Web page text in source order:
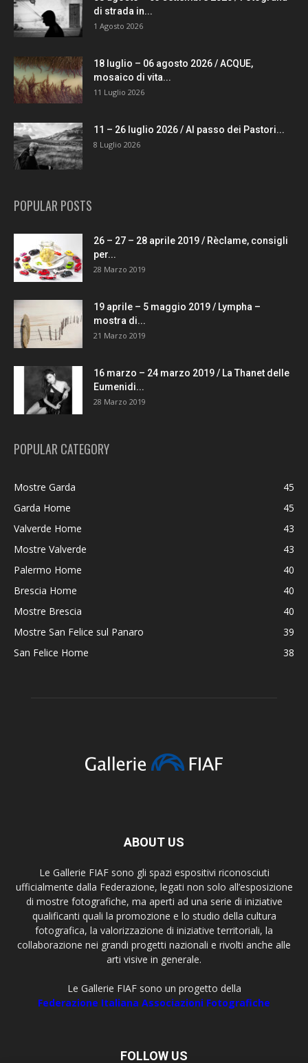
di strada in...
1 Agosto 2026
18 luglio – 06 agosto 2026 / ACQUE,
mosaico di vita...
11 Luglio 2026
11 – 26 luglio 2026 / Al passo dei Pastori...
8 Luglio 2026
POPULAR POSTS
26 – 27 – 28 aprile 2019 / Rèclame, consigli
per...
28 Marzo 2019
19 aprile – 5 maggio 2019 / Lympha –
mostra di...
21 Marzo 2019
16 marzo – 24 marzo 2019 / La Thanet delle
Eumenidi...
28 Marzo 2019
POPULAR CATEGORY
Mostre Garda
45
Garda Home
45
Valverde Home
43
Mostre Valverde
43
Palermo Home
40
Brescia Home
40
Mostre Brescia
40
Mostre San Felice sul Panaro
39
San Felice Home
38
ABOUT US
Le Gallerie FIAF sono gli spazi espositivi riconosciuti
ufficialmente dalla Federazione, legati non solo all’esposizione
di mostre fotografiche, ma aperti ad una serie di iniziative
qualificanti quali la promozione e lo studio della cultura
fotografica, la valorizzazione di iniziative territoriali, la
collaborazione nei grandi progetti nazionali e rivolti anche alle
arti visive in generale.
Le Gallerie FIAF sono un progetto della
Federazione Italiana Associazioni Fotografiche
FOLLOW US